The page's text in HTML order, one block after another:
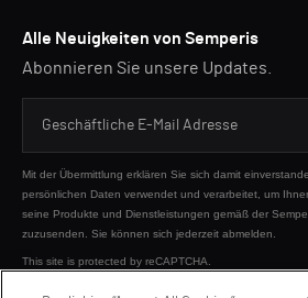
Alle Neuigkeiten von Semperis
Abonnieren Sie unsere Updates.
Mit der Übermittlung erklären Sie sich damit
persönlichen Daten verwendet und verarbeitet, um
seine Produkte und Dienstleistungen gemäß der
zuzusenden. Sie können sich jederzeit abmelden.
This site is protected by reCAPTCHA.